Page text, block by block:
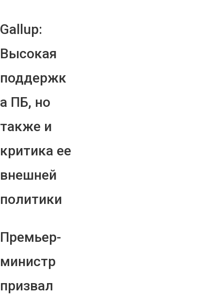
Gallup:
Высокая
поддержк
а ПБ, но
также и
критика ее
внешней
политики
Премьер-
министр
призвал